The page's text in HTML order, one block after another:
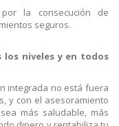
la consecución de
seguros.
los niveles y en todos
integrada no está fuera
y con el asesoramiento
más saludable, más